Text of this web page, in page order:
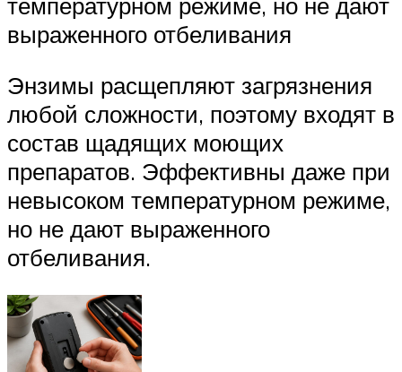
выраженного отбеливания
Энзимы расщепляют загрязнения
любой сложности, поэтому входят в
состав щадящих моющих
препаратов. Эффективны даже при
невысоком температурном режиме,
но не дают выраженного
отбеливания.